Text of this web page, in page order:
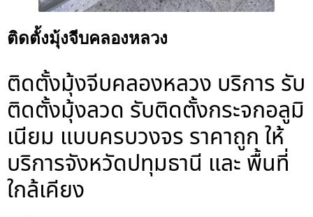
ติดตั้งมุ้งจีบคลองหลวง
ติดตั้งมุ้งจีบคลองหลวง บริการ รับ
ติดตั้งมุ้งลวด รับติดตั้งกระจกอลูมิ
เนียม แบบครบวงจร ราคาถูก ให้
บริการจังหวัดปทุมธานี และ พื้นที่
ใกล้เคียง